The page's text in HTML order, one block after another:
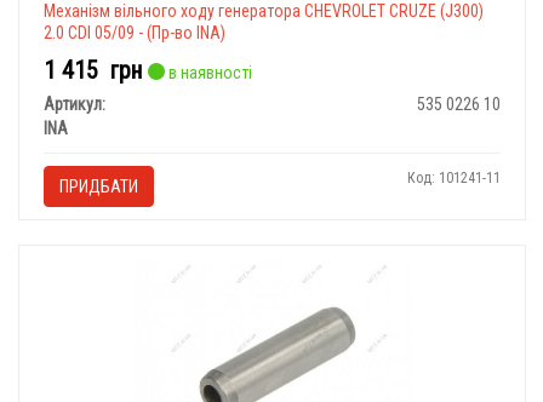
Механізм вільного ходу генератора CHEVROLET CRUZE (J300)
2.0 CDI 05/09 - (Пр-во INA)
1 415 грн
в наявності
Артикул:
535 0226 10
INA
ПРИДБАТИ Код: 101241-11